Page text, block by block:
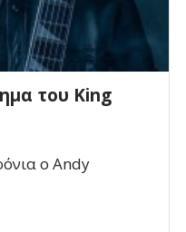
του King
ο Andy